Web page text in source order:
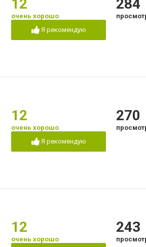
12
очень хорошо
Я рекомендую
284
12
очень хорошо
Я рекомендую
270
12
очень хорошо
243